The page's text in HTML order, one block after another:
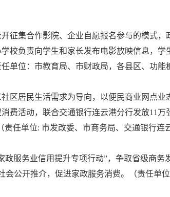
征集合作影院、企业自愿报名参与的模式
校负责向学生和家长发布电影放映信息，
单位：市教育局、市财政局，各县区、功能
区居民生活需求为导向，以便民商业网点
费活动，联合交通银行连云港分行发放11
责任单位: 市发改委、市商务局、交通银行连
政服务业信用提升专项行动”，争取省级商
会公开推介，促进家政服务消费。（责任单